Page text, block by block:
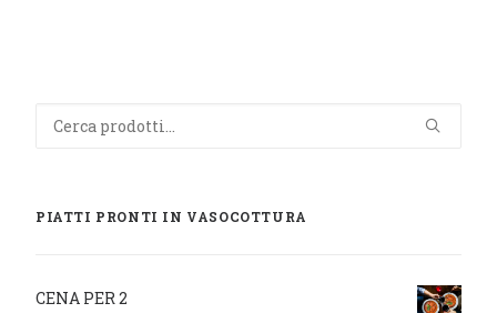
Cerca:
PIATTI PRONTI IN VASOCOTTURA
CENA PER 2